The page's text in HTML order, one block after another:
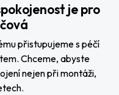
je pro
přistupujeme s péčí
Chceme, abyste
nejen při montáži,